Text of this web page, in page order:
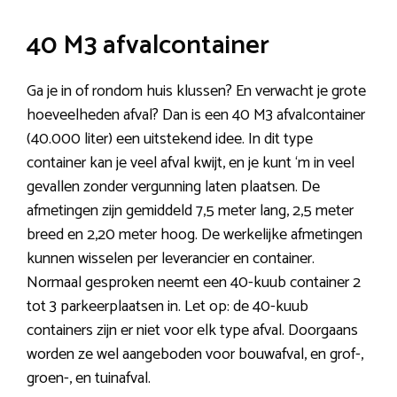
40 M3 afvalcontainer
Ga je in of rondom huis klussen? En verwacht je grote
hoeveelheden afval? Dan is een 40 M3 afvalcontainer
(40.000 liter) een uitstekend idee. In dit type
container kan je veel afval kwijt, en je kunt ‘m in veel
gevallen zonder vergunning laten plaatsen. De
afmetingen zijn gemiddeld 7,5 meter lang, 2,5 meter
breed en 2,20 meter hoog. De werkelijke afmetingen
kunnen wisselen per leverancier en container.
Normaal gesproken neemt een 40-kuub container 2
tot 3 parkeerplaatsen in. Let op: de 40-kuub
containers zijn er niet voor elk type afval. Doorgaans
worden ze wel aangeboden voor bouwafval, en grof-,
groen-, en tuinafval.